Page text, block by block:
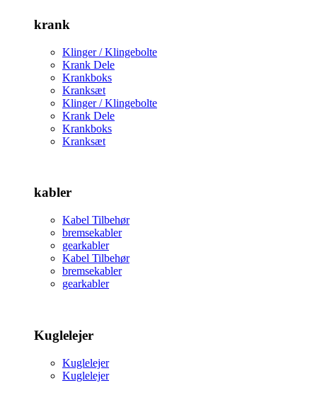
krank
Klinger / Klingebolte
Krank Dele
Krankboks
Kranksæt
Klinger / Klingebolte
Krank Dele
Krankboks
Kranksæt
kabler
Kabel Tilbehør
bremsekabler
gearkabler
Kabel Tilbehør
bremsekabler
gearkabler
Kuglelejer
Kuglelejer
Kuglelejer